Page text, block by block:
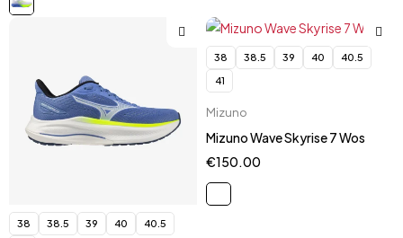
38 38.5 39 40
40.5
38 38.5 39 40
40.5
41
Mizuno
Mizuno Wave Skyrise 7 Wos
€150.00